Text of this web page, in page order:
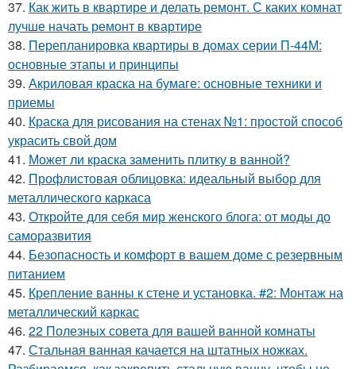
37. Как жить в квартире и делать ремонт. С каких комнат
лучше начать ремонт в квартире
38. Перепланировка квартиры в домах серии П-44М:
основные этапы и принципы
39. Акриловая краска на бумаге: основные техники и
приемы
40. Краска для рисования на стенах №1: простой способ
украсить свой дом
41. Может ли краска заменить плитку в ванной?
42. Профлистовая облицовка: идеальный выбор для
металлического каркаса
43. Откройте для себя мир женского блога: от моды до
саморазвития
44. Безопасность и комфорт в вашем доме с резервным
питанием
45. Крепление ванны к стене и установка. #2: Монтаж на
металлический каркас
46. 22 Полезных совета для вашей ванной комнаты
47. Стальная ванная качается на штатных ножках.